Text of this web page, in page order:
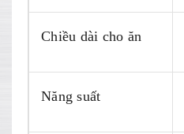
Chiều dài cho ăn
Năng suất